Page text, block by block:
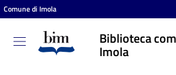
Vai al contenuto
Vai alla navigazione
Vai al footer
Comune di Imola
Biblioteca
Imola
Biblioteca
comunale